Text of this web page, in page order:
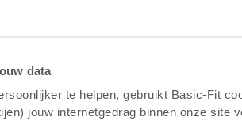
data
te helpen, gebruikt Basic-Fit
jouw internetgedrag binnen onze site